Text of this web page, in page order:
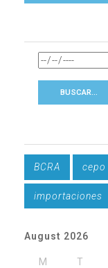
BCRA cepo
importaciones
August 2026
M T